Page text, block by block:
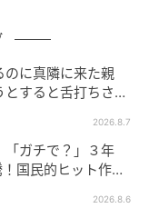
のに真隣に来た親
すると舌打ちさ
2026.8.7
「ガチで？」３年
国民的ヒット作
2026.8.6